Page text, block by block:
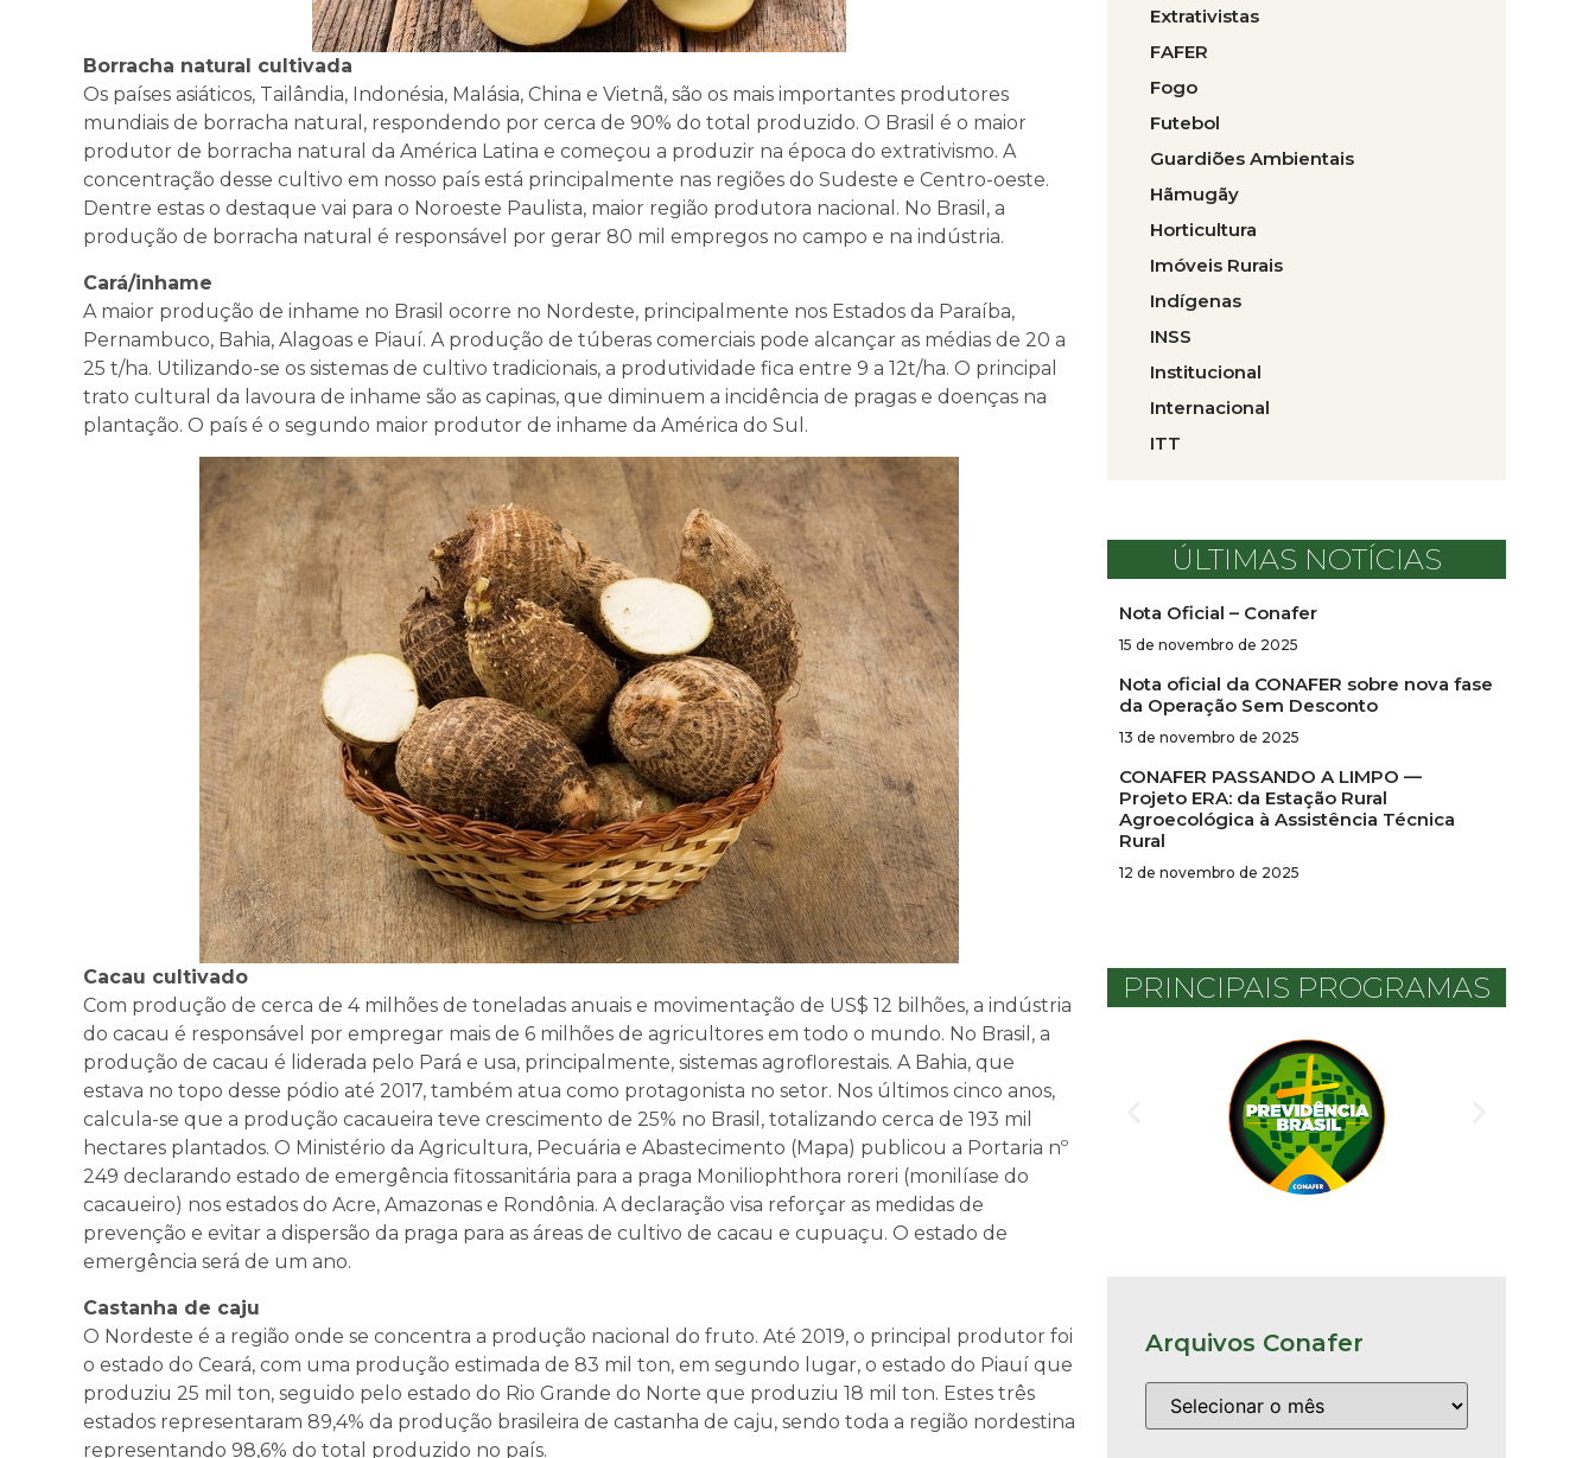
Borracha natural cultivada
Os países asiáticos, Tailândia, Indonésia, Malásia, China e Vietnã, são os mais importantes produtores
mundiais de borracha natural, respondendo por cerca de 90% do total produzido. O Brasil é o maior
produtor de borracha natural da América Latina e começou a produzir na época do extrativismo. A
concentração desse cultivo em nosso país está principalmente nas regiões do Sudeste e Centro-oeste.
Dentre estas o destaque vai para o Noroeste Paulista, maior região produtora nacional. No Brasil, a
produção de borracha natural é responsável por gerar 80 mil empregos no campo e na indústria.
Cará/inhame
A maior produção de inhame no Brasil ocorre no Nordeste, principalmente nos Estados da Paraíba,
Pernambuco, Bahia, Alagoas e Piauí. A produção de túberas comerciais pode alcançar as médias de 20 a
25 t/ha. Utilizando-se os sistemas de cultivo tradicionais, a produtividade fica entre 9 a 12t/ha. O principal
trato cultural da lavoura de inhame são as capinas, que diminuem a incidência de pragas e doenças na
plantação. O país é o segundo maior produtor de inhame da América do Sul.
Cacau cultivado
Com produção de cerca de 4 milhões de toneladas anuais e movimentação de US$ 12 bilhões, a indústria
do cacau é responsável por empregar mais de 6 milhões de agricultores em todo o mundo. No Brasil, a
produção de cacau é liderada pelo Pará e usa, principalmente, sistemas agroflorestais. A Bahia, que
estava no topo desse pódio até 2017, também atua como protagonista no setor. Nos últimos cinco anos,
calcula-se que a produção cacaueira teve crescimento de 25% no Brasil, totalizando cerca de 193 mil
hectares plantados. O Ministério da Agricultura, Pecuária e Abastecimento (Mapa) publicou a Portaria nº
249 declarando estado de emergência fitossanitária para a praga Moniliophthora roreri (monilíase do
cacaueiro) nos estados do Acre, Amazonas e Rondônia. A declaração visa reforçar as medidas de
prevenção e evitar a dispersão da praga para as áreas de cultivo de cacau e cupuaçu. O estado de
emergência será de um ano.
Castanha de caju
O Nordeste é a região onde se concentra a produção nacional do fruto. Até 2019, o principal produtor foi
o estado do Ceará, com uma produção estimada de 83 mil ton, em segundo lugar, o estado do Piauí que
produziu 25 mil ton, seguido pelo estado do Rio Grande do Norte que produziu 18 mil ton. Estes três
estados representaram 89,4% da produção brasileira de castanha de caju, sendo toda a região nordestina
representando 98,6% do total produzido no país.
Extrativistas
FAFER
Fogo
Futebol
Guardiões Ambientais
Hãmugãy
Horticultura
Imóveis Rurais
Indígenas
INSS
Institucional
Internacional
ITT
ÚLTIMAS NOTÍCIAS
Nota Oficial – Conafer
15 de novembro de 2025
Nota oficial da CONAFER sobre nova fase
da Operação Sem Desconto
13 de novembro de 2025
CONAFER PASSANDO A LIMPO —
Projeto ERA: da Estação Rural
Agroecológica à Assistência Técnica
Rural
12 de novembro de 2025
PRINCIPAIS PROGRAMAS
Arquivos Conafer